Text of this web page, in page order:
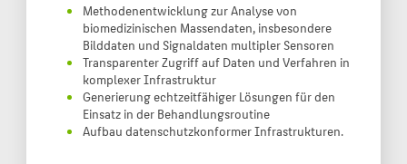
Methodenentwicklung zur Analyse von
biomedizinischen Massendaten, insbesondere
Bilddaten und Signaldaten multipler Sensoren
Transparenter Zugriff auf Daten und Verfahren in
komplexer Infrastruktur
Generierung echtzeitfähiger Lösungen für den
Einsatz in der Behandlungsroutine
Aufbau datenschutzkonformer Infrastrukturen.